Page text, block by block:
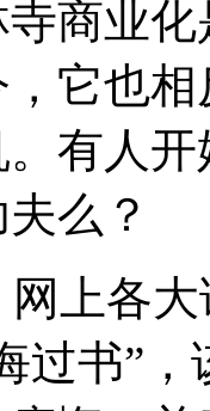
商业
它也
有人开
么？
网上各
过书”